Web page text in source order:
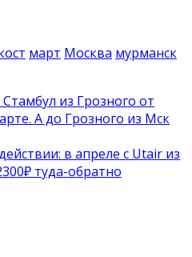
март Москва мурманск
из Грозного от
А до Грозного из Мск
в апреле с Utair из
туда-обратно